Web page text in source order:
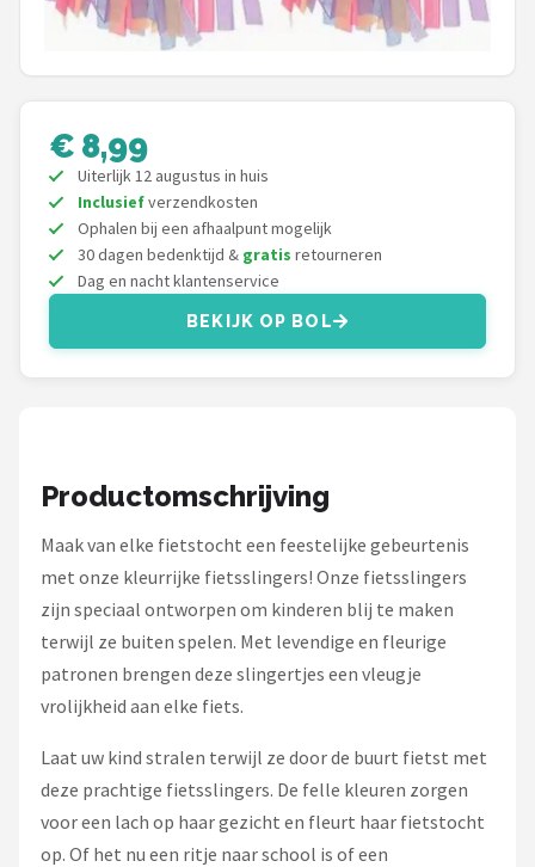
Voltano
Cortina
Alle merken →
€ 8,99
Uiterlijk 12 augustus in huis
Inclusiefverzendkosten
Ophalen bij een afhaalpunt mogelijk
30 dagen bedenktijd & gratis retourneren
Dag en nacht klantenservice
BEKIJK OP BOL
Productomschrijving
Maak van elke fietstocht een feestelijke gebeurtenis
met onze kleurrijke fietsslingers! Onze fietsslingers
zijn speciaal ontworpen om kinderen blij te maken
terwijl ze buiten spelen. Met levendige en fleurige
patronen brengen deze slingertjes een vleugje
vrolijkheid aan elke fiets.
Laat uw kind stralen terwijl ze door de buurt fietst met
deze prachtige fietsslingers. De felle kleuren zorgen
voor een lach op haar gezicht en fleurt haar fietstocht
op. Of het nu een ritje naar school is of een